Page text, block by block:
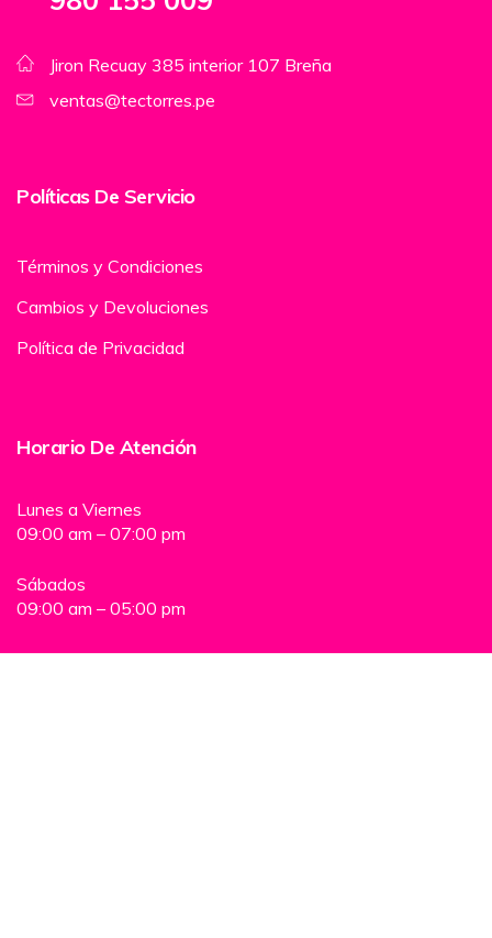
Jiron Recuay 385 interior 107 Breña
ventas@tectorres.pe
Políticas De Servicio
Términos y Condiciones
Cambios y Devoluciones
Política de Privacidad
Horario De Atención
Lunes a Viernes
09:00 am – 07:00 pm
Sábados
09:00 am – 05:00 pm